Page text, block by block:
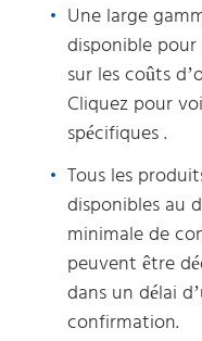
Une large
disponible
sur les coûts
Cliquez pour
spécifiques .
Tous les
disponibles au
minimale de
peuvent être
dans un délai
confirmation.